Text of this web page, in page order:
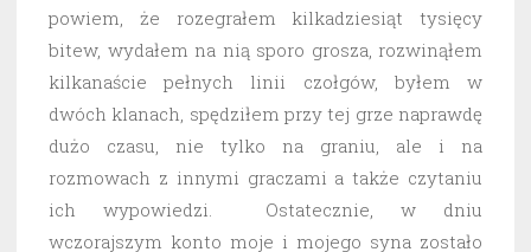
powiem, że rozegrałem kilkadziesiąt tysięcy
bitew, wydałem na nią sporo grosza, rozwinąłem
kilkanaście pełnych linii czołgów, byłem w
dwóch klanach, spędziłem przy tej grze naprawdę
dużo czasu, nie tylko na graniu, ale i na
rozmowach z innymi graczami a także czytaniu
ich wypowiedzi. Ostatecznie, w dniu
wczorajszym konto moje i mojego syna zostało